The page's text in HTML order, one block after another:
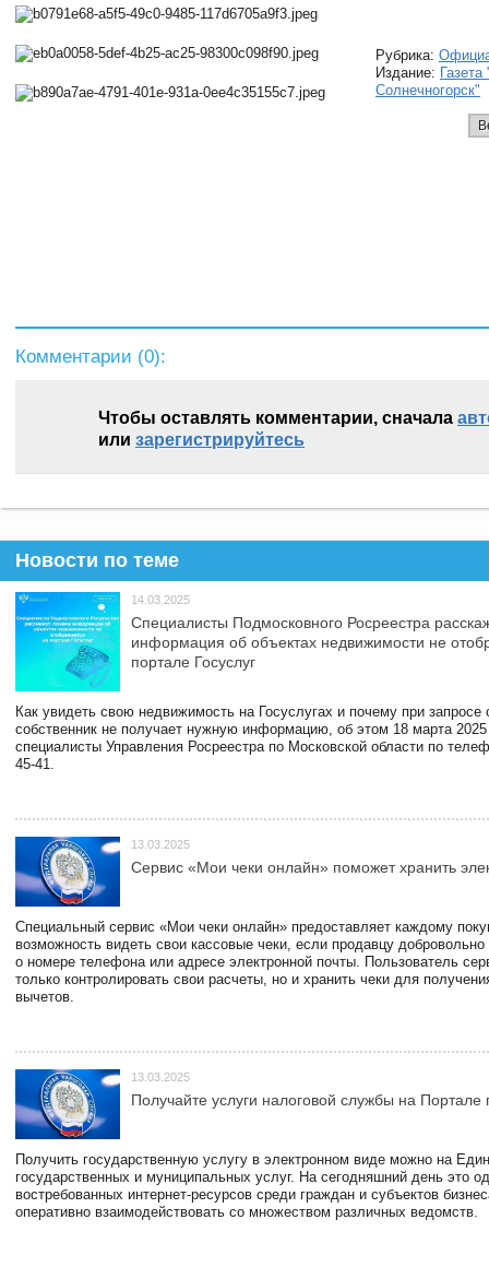
Рубрика:
Издание: Газета
Солнечногорск"
Комментарии (0):
Чтобы оставлять комментарии, сначала
или зарегистрируйтесь
Новости по теме
14.03.2025
Специалисты Подмосковного Росреестра
информация об объектах недвижимости не
портале Госуслуг
Как увидеть свою недвижимость на Госуслугах и почему при запросе
собственник не получает нужную информацию, об этом 18 марта 2025
специалисты Управления Росреестра по Московской области по
45-41.
13.03.2025
Сервис «Мои чеки онлайн» поможет хранить
Специальный сервис «Мои чеки онлайн» предоставляет каждому
возможность видеть свои кассовые чеки, если продавцу
о номере телефона или адресе электронной почты. Пользователь
только контролировать свои расчеты, но и хранить чеки для
вычетов.
13.03.2025
Получайте услуги налоговой службы на Портале
Получить государственную услугу в электронном виде можно на
государственных и муниципальных услуг. На сегодняшний день это
востребованных интернет-ресурсов среди граждан и субъектов
оперативно взаимодействовать со множеством различных ведомств.